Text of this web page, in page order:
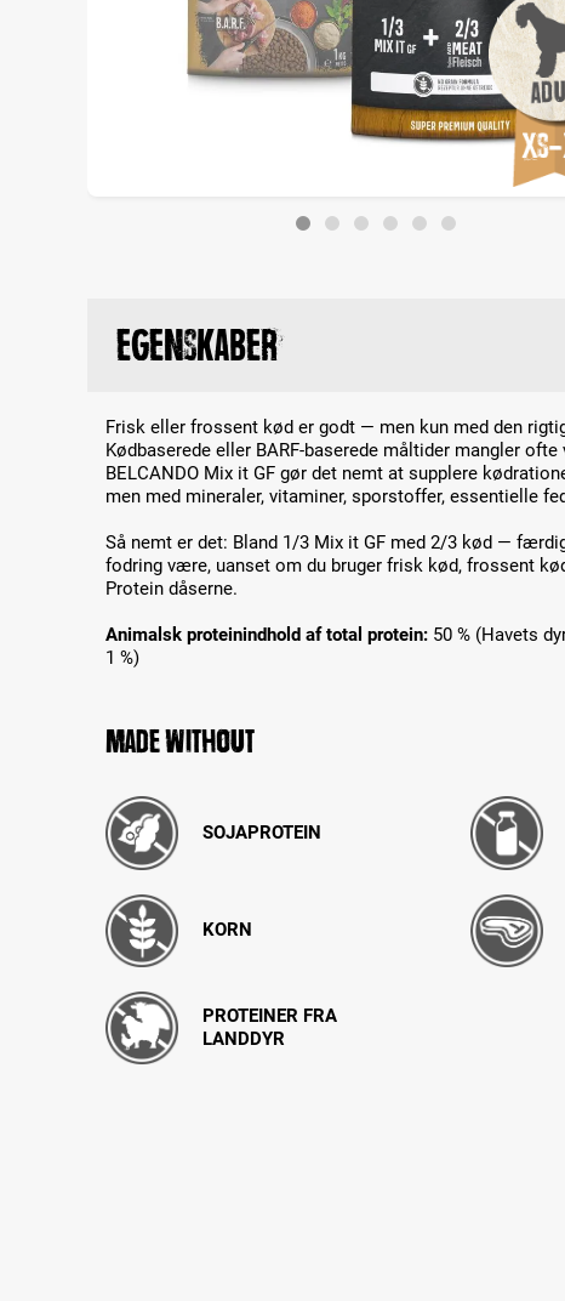
Egenskaber
Frisk eller frossent kød er godt — men kun med den
Kødbaserede eller BARF-baserede måltider mangler
BELCANDO Mix it GF gør det nemt at supplere
men med mineraler, vitaminer, sporstoffer, essentielle
Så nemt er det: Bland 1/3 Mix it GF med 2/3 kød —
fodring være, uanset om du bruger frisk kød, frossent
Protein dåserne.
Animalsk proteinindhold af total protein: 50 % (Havets
1 %)
Made without
SOJAPROTEIN
KORN
PROTEINER FRA
LANDDYR